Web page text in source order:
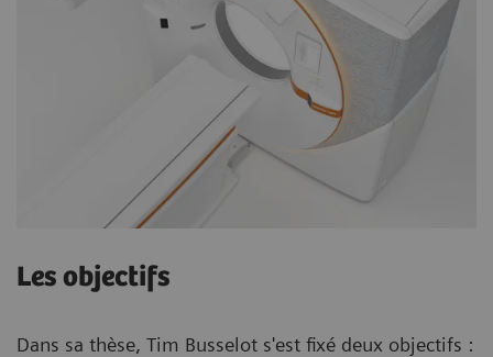
Les objectifs
Dans sa thèse, Tim Busselot s'est fixé deux objectifs :